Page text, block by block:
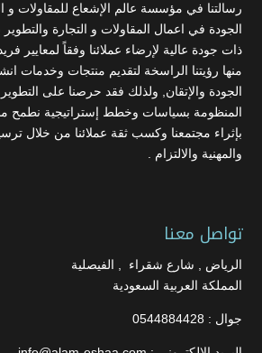
رسالتنا في مؤسسة عالم الإشعاع للمقاولات و
الجودة في اعمال المقاولات و التجارة
ذات جودة عالية لإرضاء عملائنا وفقاً لمعايير
منها رؤيتنا الراسخة لتقديم منتجات وخدمات
الجودة والإتقان, ولذلك فقد حرصنا على
المنظومة بسياسات وخطط إستراتيجية نطمح
بإثراء مجتمعنا وكسب ثقة عملائنا من خلال
والمهنية والالتزام .
تواصل معنا
الرياض , شارع شقراء , الفيصلية
المملكة العربية السعودية
جوال : 0544884428